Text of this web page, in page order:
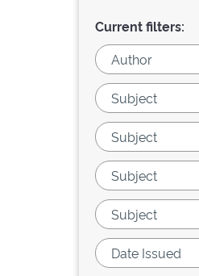
Current filters: